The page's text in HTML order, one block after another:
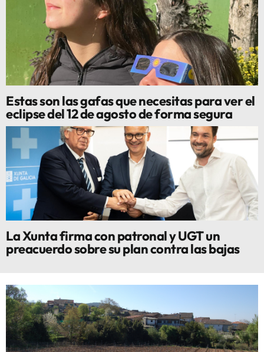
Estas son las gafas que necesitas para ver el
eclipse del 12 de agosto de forma segura
La Xunta firma con patronal y UGT un
preacuerdo sobre su plan contra las bajas